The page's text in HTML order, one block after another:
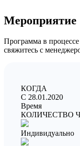
Мероприятие
Программа в
свяжитесь с
КОГДА
C 28.01.2020
Время
КОЛИЧЕСТВО
Индивидуально